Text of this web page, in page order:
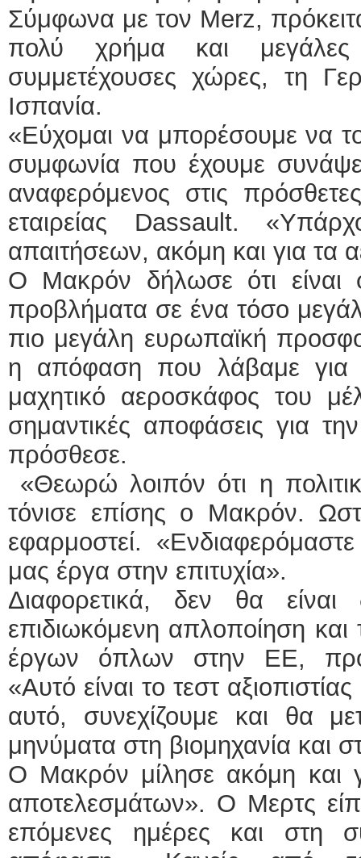
Σύμφωνα με τον Merz,
πολύ χρήμα και
συμμετέχουσες χώρες, τη
Ισπανία.
«Εύχομαι να μπορέσουμε να
συμφωνία που έχουμε
αναφερόμενος στις
εταιρείας Dassault.
απαιτήσεων, ακόμη και για τα
Ο Μακρόν δήλωσε ότι είναι
προβλήματα σε ένα τόσο
πιο μεγάλη ευρωπαϊκή
η απόφαση που λάβαμε για
μαχητικό αεροσκάφος του
σημαντικές αποφάσεις για
πρόσθεσε.
«Θεωρώ λοιπόν ότι η
τόνισε επίσης ο Μακρόν.
εφαρμοστεί.
μας έργα στην επιτυχία».
Διαφορετικά, δεν θα
επιδιωκόμενη απλοποίηση
έργων όπλων στην ΕΕ,
«Αυτό είναι το τεστ
αυτό, συνεχίζουμε και θα
μηνύματα στη βιομηχανία και
Ο Μακρόν μίλησε ακόμη και
αποτελεσμάτων». Ο Μερτς
επόμενες ημέρες και στη